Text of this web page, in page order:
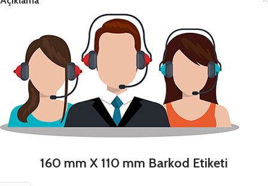
160 mm X 110 mm Barkod Etiketi